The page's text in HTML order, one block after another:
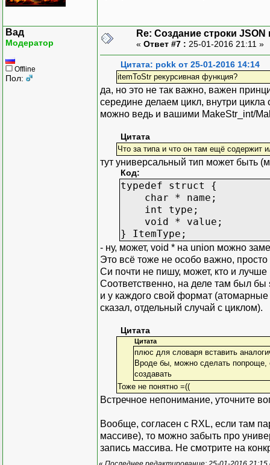
Вад
Модератор
Offline
Пол:
Re: Создание строки JSON
« Ответ #7 : 25-01-2016 21:11 »
Цитата: pokk от 25-01-2016 14:14
itemToStr рекурсивная функция?
да, но это не так важно, важен
середине делаем цикл, внутри
можно ведь и вашими MakeStr_int/
Цитата
Что за типа и что он там ещё содержит
тут универсальный тип может быть
Код:
typedef struct {
char * name;
int type;
void * value;
} ItemType;
- ну, может, void * на union можно
Это всё тоже не особо важно,
Си почти не пишу, может, кто и
Соответственно, на деле там был
и у каждого свой формат
сказал, отдельный случай с циклом).
Цитата
Цитата
плюс для словаря вставить
Вроде бы, можно сделать попроще,
создавать
Тоже не понятно =((
Встречное непонимание, уточните
Вообще, согласен с RXL, если там
массиве), то можно забыть про
запись массива. Не смотрите на